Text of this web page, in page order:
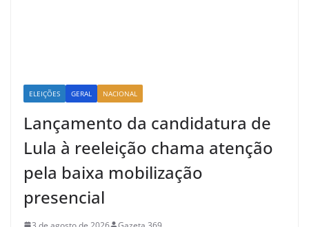
ELEIÇÕES GERAL NACIONAL
Lançamento da candidatura de
Lula à reeleição chama atenção
pela baixa mobilização
presencial